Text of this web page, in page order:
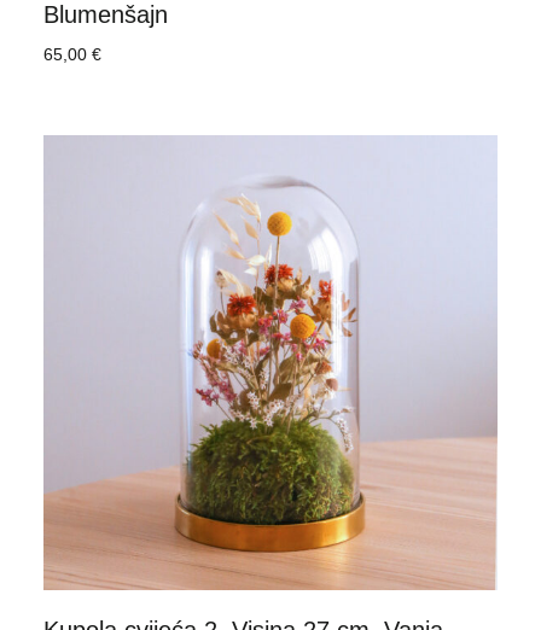
Blumenšajn
65,00 €